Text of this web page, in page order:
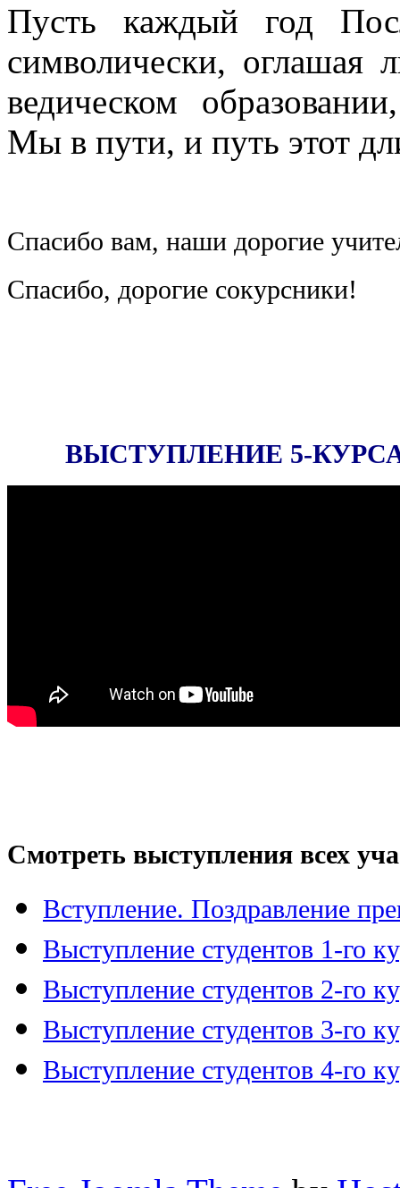
Пусть каждый год
символически,
ведическом
Мы в пути, и путь этот
Спасибо вам, наши дорогие
Спасибо, дорогие сокурсники!
ВЫСТУПЛЕНИЕ 5-
Смотреть выступления всех
Вступление. Поздравление
Выступление студентов 1-го
Выступление студентов 2-го
Выступление студентов 3-го
Выступление студентов 4-го